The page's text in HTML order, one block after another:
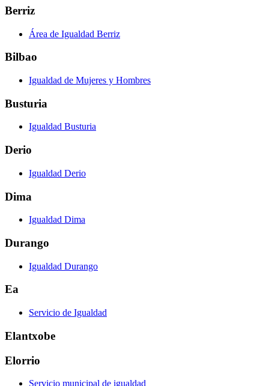
Berriz
Área de Igualdad Berriz
Bilbao
Igualdad de Mujeres y Hombres
Busturia
Igualdad Busturia
Derio
Igualdad Derio
Dima
Igualdad Dima
Durango
Igualdad Durango
Ea
Servicio de Igualdad
Elantxobe
Elorrio
Servicio municipal de igualdad